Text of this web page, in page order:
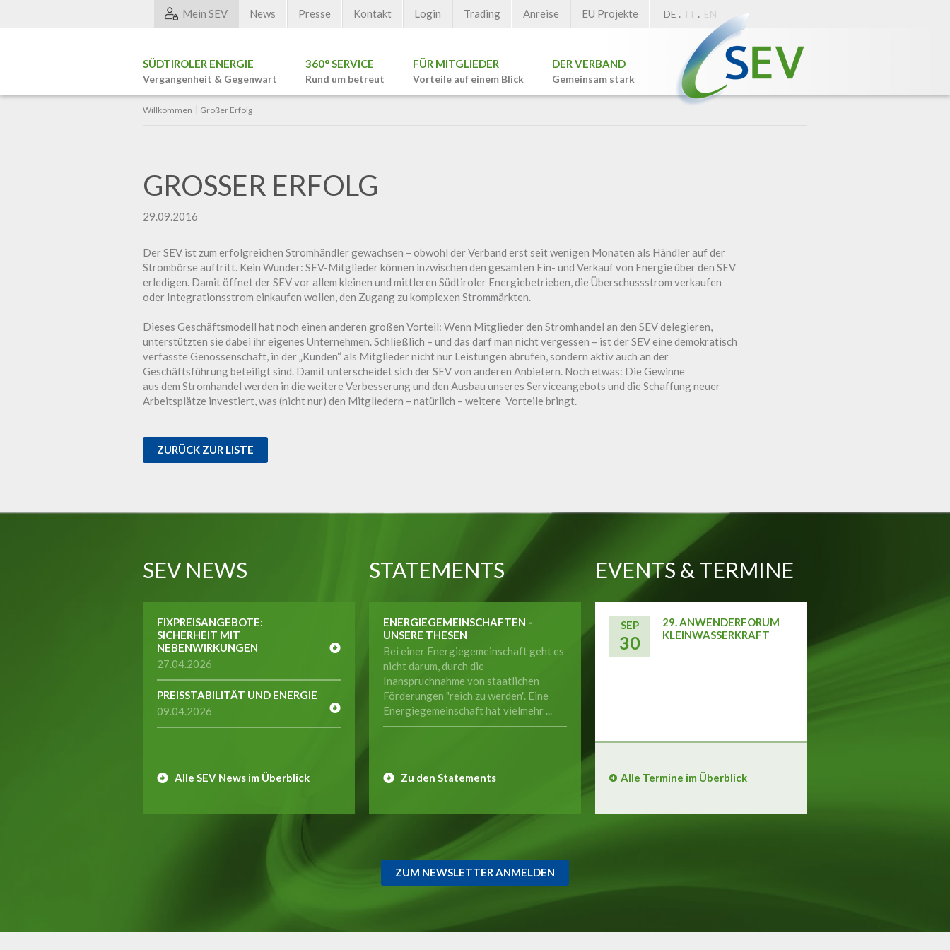
SÜDTIROLER ENERGIE
Vergangenheit & Gegenwart
360° SERVICE
Rund um betreut
FÜR MITGLIEDER
Vorteile auf einem Blick
DER VERBAND
Gemeinsam stark
Mein SEV News Presse Kontakt Login Trading Anreise EU Projekte DE . IT . EN
Willkommen Großer Erfolg
GROSSER ERFOLG
29.09.2016
Der SEV ist zum erfolgreichen Stromhändler gewachsen – obwohl der Verband erst seit wenigen Monaten als Händler auf der
Strombörse auftritt. Kein Wunder: SEV-Mitglieder können inzwischen den gesamten Ein- und Verkauf von Energie über den SEV
erledigen. Damit öffnet der SEV vor allem kleinen und mittleren Südtiroler Energiebetrieben, die Überschussstrom verkaufen
oder Integrationsstrom einkaufen wollen, den Zugang zu komplexen Strommärkten.
Dieses Geschäftsmodell hat noch einen anderen großen Vorteil: Wenn Mitglieder den Stromhandel an den SEV delegieren,
unterstützten sie dabei ihr eigenes Unternehmen. Schließlich – und das darf man nicht vergessen – ist der SEV eine demokratisch
verfasste Genossenschaft, in der „Kunden“ als Mitglieder nicht nur Leistungen abrufen, sondern aktiv auch an der
Geschäftsführung beteiligt sind. Damit unterscheidet sich der SEV von anderen Anbietern. Noch etwas: Die Gewinne
aus dem Stromhandel werden in die weitere Verbesserung und den Ausbau unseres Serviceangebots und die Schaffung neuer
Arbeitsplätze investiert, was (nicht nur) den Mitgliedern – natürlich – weitere Vorteile bringt.
ZURÜCK ZUR LISTE
SEV NEWS
FIXPREISANGEBOTE:
SICHERHEIT MIT
NEBENWIRKUNGEN
27.04.2026
PREISSTABILITÄT UND ENERGIE
09.04.2026
Alle SEV News im Überblick
STATEMENTS
ENERGIEGEMEINSCHAFTEN -
UNSERE THESEN
Bei einer Energiegemeinschaft geht es
nicht darum, durch die
Inanspruchnahme von staatlichen
Förderungen "reich zu werden". Eine
Energiegemeinschaft hat vielmehr ...
Zu den Statements
EVENTS & TERMINE
SEP
30
29. ANWENDERFORUM
KLEINWASSERKRAFT
Alle Termine im Überblick
ZUM NEWSLETTER ANMELDEN